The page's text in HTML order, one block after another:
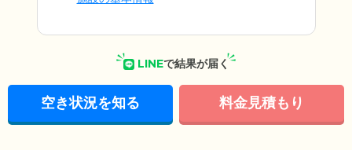
LINEで結果が届く
空き状況を知る 料金見積もり